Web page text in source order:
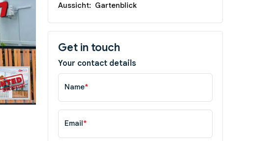
Aussicht: Gartenblick
Get in touch
Your contact details
Name*
Email*